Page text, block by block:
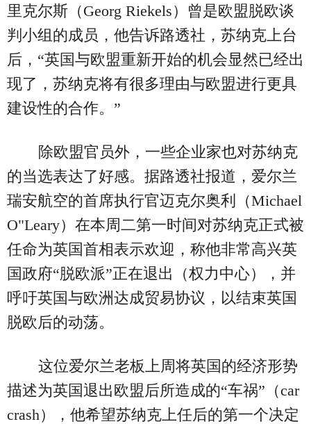
里克尔斯（Georg Riekels）曾是欧盟脱欧谈
判小组的成员，他告诉路透社，苏纳克上台
后，“英国与欧盟重新开始的机会显然已经出
现了，苏纳克将有很多理由与欧盟进行更具
建设性的合作。”
除欧盟官员外，一些企业家也对苏纳克
的当选表达了好感。据路透社报道，爱尔兰
瑞安航空的首席执行官迈克尔奥利（Michael
O"Leary）在本周二第一时间对苏纳克正式被
任命为英国首相表示欢迎，称他非常高兴英
国政府“脱欧派”正在退出（权力中心），并
呼吁英国与欧洲达成贸易协议，以结束英国
脱欧后的动荡。
这位爱尔兰老板上周将英国的经济形势
描述为英国退出欧盟后所造成的“车祸”（car
crash），他希望苏纳克上任后的第一个决定